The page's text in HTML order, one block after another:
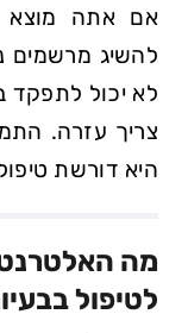
אם אתה מוצא
להשיג מרשמים
לא יכול לתפקד
צריך עזרה.
היא דורשת
מה
לטיפול